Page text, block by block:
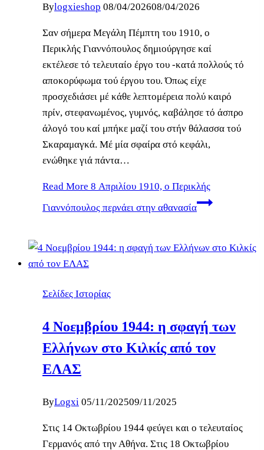
Bylogxieshop 08/04/202608/04/2026
Σαν σήμερα Μεγάλη Πέμπτη του 1910, ο
Περικλής Γιαννόπουλος δημιούργησε καί
εκτέλεσε τό τελευταίο έργο του -κατά πολλούς τό
αποκορύφωμα τού έργου του. Όπως είχε
προσχεδιάσει μέ κάθε λεπτομέρεια πολύ καιρό
πρίν, στεφανωμένος, γυμνός, καβάλησε τό άσπρο
άλογό του καί μπήκε μαζί του στήν θάλασσα τού
Σκαραμαγκά. Μέ μία σφαίρα στό κεφάλι,
ενώθηκε γιά πάντα…
Read More 8 Απριλίου 1910, ο Περικλής
Γιαννόπουλος περνάει στην αθανασία
Σελίδες Ιστορίας
4 Νοεμβρίου 1944: η σφαγή των
Ελλήνων στο Κιλκίς από τον
ΕΛΑΣ
ByLogxi 05/11/202509/11/2025
Στις 14 Οκτωβρίου 1944 φεύγει και ο τελευταίος
Γερμανός από την Αθήνα. Στις 18 Οκτωβρίου